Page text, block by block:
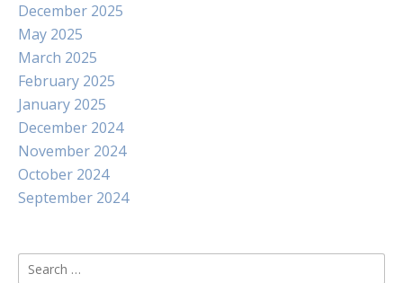
December 2025
May 2025
March 2025
February 2025
January 2025
December 2024
November 2024
October 2024
September 2024
Search